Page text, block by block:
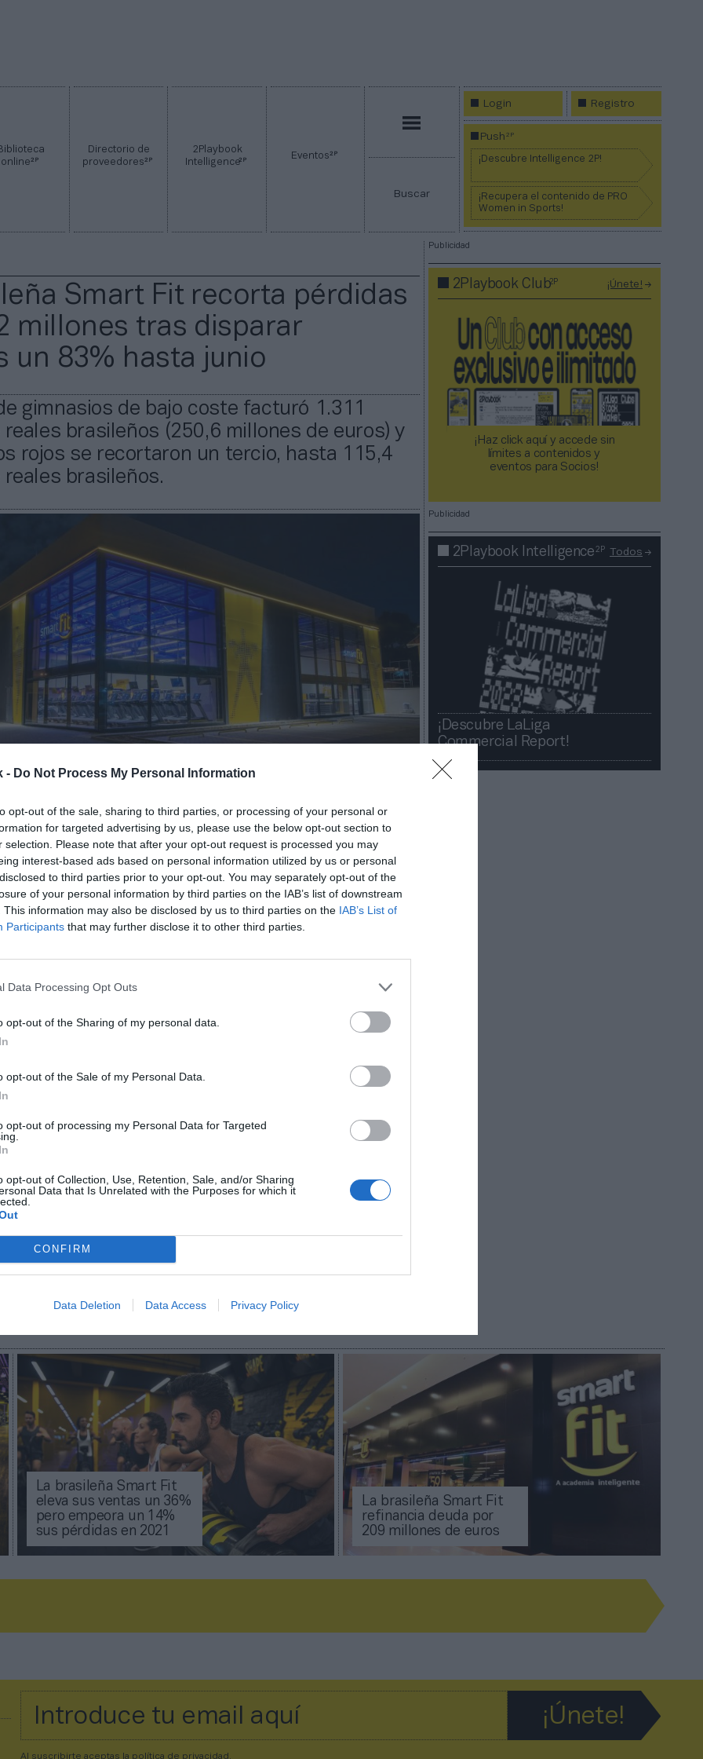
- Do Not Process My Personal Information
opt-out of the sale, sharing to third parties, or processing of your personal or
for targeted advertising by us, please use the below opt-out section to
selection. Please note that after your opt-out request is processed you may
interest-based ads based on personal information utilized by us or personal
to third parties prior to your opt-out. You may separately opt-out of the
of your personal information by third parties on the IAB’s list of downstream
This information may also be disclosed by us to third parties on the IAB’s List of
Participants that may further disclose it to other third parties.
Data Processing Opt Outs
opt-out of the Sharing of my personal data.
opt-out of the Sale of my Personal Data.
opt-out of processing my Personal Data for Targeted
opt-out of Collection, Use, Retention, Sale, and/or Sharing
Data that Is Unrelated with the Purposes for which it
CONFIRM
Data Deletion Data Access Privacy Policy
online2P
Directorio de
proveedores2P
2Playbook
Intelligence2P Eventos2P
Buscar
Login Registro
Push2P
¡Descubre Intelligence 2P!
¡Recupera el contenido de PRO
Women in Sports!
Smart Fit recorta pérdidas
millones tras disparar
un 83% hasta junio
gimnasios de bajo coste facturó 1.311
reales brasileños (250,6 millones de euros) y
rojos se recortaron un tercio, hasta 115,4
brasileños.
10 de agosto de 2022
Guardar Me gusta
Fit remonta en 2022. La cadena de gimnasios de bajo
el primer semestre con una facturación de 1.311 millones
anterior. Además, ha logrado recortar sus pérdidas un tercio,
Han alcanzado un 86% respecto a los que tenía en
hasta 3,4 millones de personas. Solo en julio ganó 89.000
en este sentido.
los clubes, se han añadido 34 nuevos gimnasios, de los
y otros nueve como franquicias. A cierre del semestre
centros propios, 242 franquiciados. Del total, 1.093 operan
y 28 bajo el rótulo de Bio Ritmo y O2.
como fuente preferida de Google de forma
con las últimas noticias de actualidad.
Imprimir
Publicidad
2Playbook Club2P ¡Únete!
¡Haz click aquí y accede sin
límites a contenidos y
eventos para Socios!​​​​​​​
Publicidad
2Playbook Intelligence2P Todos
¡Descubre LaLiga
Commercial Report!​​
La brasileña Smart Fit
eleva sus ventas un 36%
pero empeora un 14%
sus pérdidas en 2021
La brasileña Smart Fit
refinancia deuda por
209 millones de euros
Al suscribirte aceptas la política de privacidad